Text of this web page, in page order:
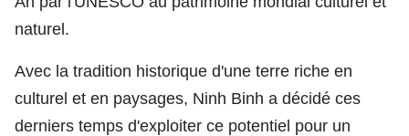
中文
РУССКИЙ
naturel.
Avec la tradition historique d'une terre riche en
culturel et en paysages, Ninh Binh a décidé ces
derniers temps d'exploiter ce potentiel pour un